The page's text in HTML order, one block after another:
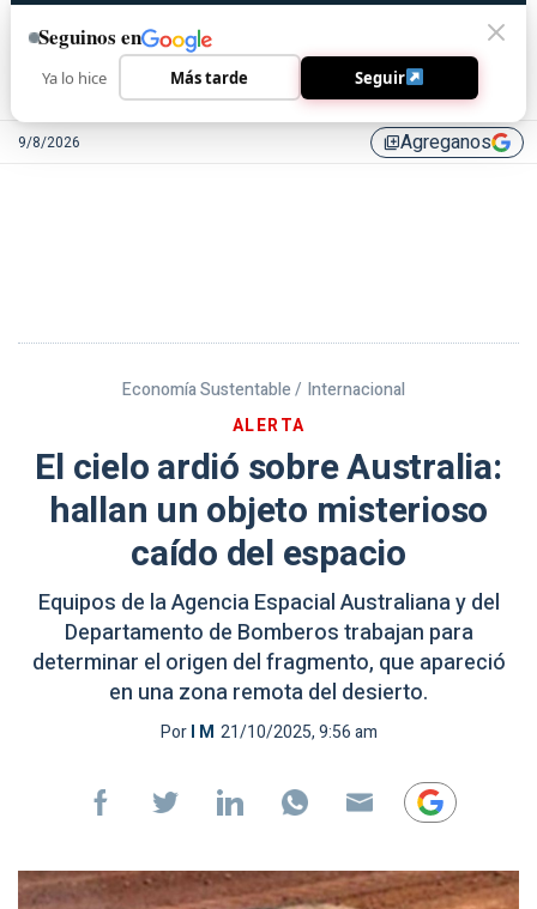
9/8/2026 library_addAgreganos
Economía Sustentable / Internacional
ALERTA
El cielo ardió sobre Australia:
hallan un objeto misterioso
caído del espacio
Equipos de la Agencia Espacial Australiana y del
Departamento de Bomberos trabajan para
determinar el origen del fragmento, que apareció
en una zona remota del desierto.
PorI M 21/10/2025, 9:56 am
Seguinos en
Ya lo hice Más tarde Seguir